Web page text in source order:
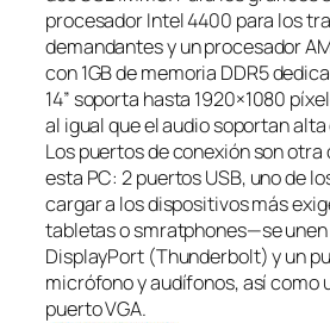
procesador Intel 4400 para los
demandantes y un procesador
con 1GB de memoria DDR5
14” soporta hasta 1920×1080
al igual que el audio soportan
Los puertos de conexión son
esta PC: 2 puertos USB, uno de
cargar a los dispositivos más
tabletas o smratphones—se
DisplayPort (Thunderbolt) y un
micrófono y audífonos, así como
puerto VGA.